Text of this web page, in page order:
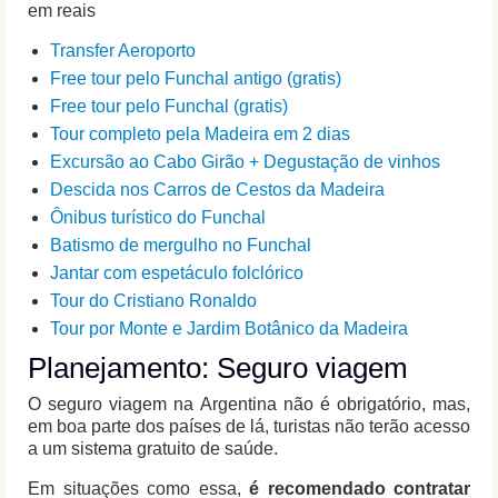
em reais
Transfer Aeroporto
Free tour pelo Funchal antigo (gratis)
Free tour pelo Funchal (gratis)
Tour completo pela Madeira em 2 dias
Excursão ao Cabo Girão + Degustação de vinhos
Descida nos Carros de Cestos da Madeira
Ônibus turístico do Funchal
Batismo de mergulho no Funchal
Jantar com espetáculo folclórico
Tour do Cristiano Ronaldo
Tour por Monte e Jardim Botânico da Madeira
Planejamento: Seguro viagem
O seguro viagem na Argentina não é obrigatório, mas,
em boa parte dos países de lá, turistas não terão acesso
a um sistema gratuito de saúde.
Em situações como essa, é recomendado contratar